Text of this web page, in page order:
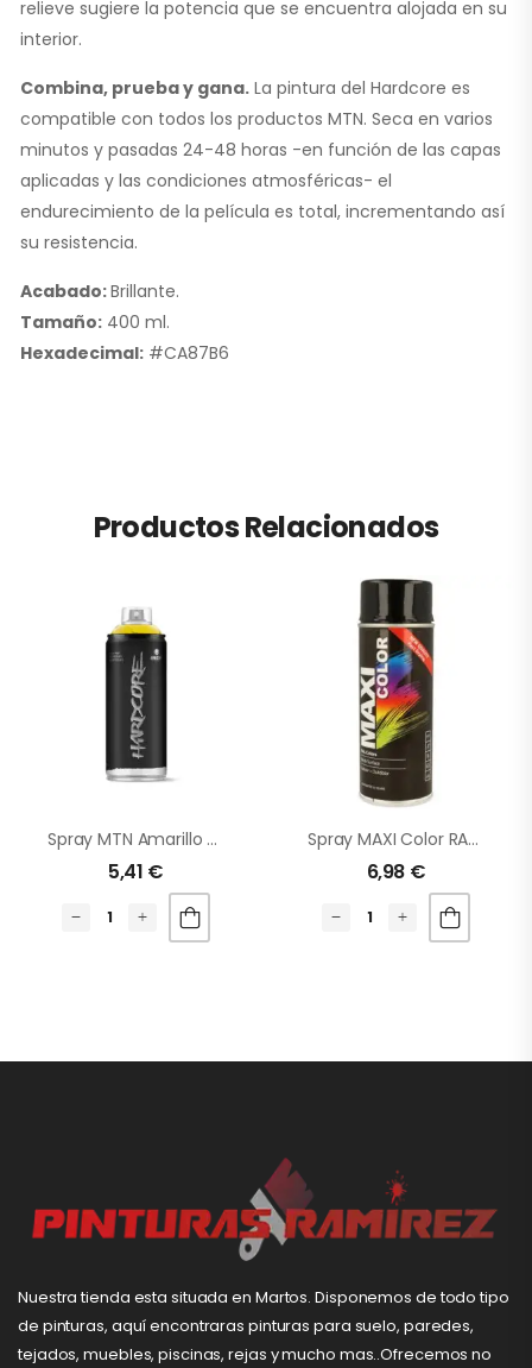
relieve sugiere la potencia que se encuentra alojada en su
interior.
Combina, prueba y gana. La pintura del Hardcore es
compatible con todos los productos MTN. Seca en varios
minutos y pasadas 24-48 horas -en función de las capas
aplicadas y las condiciones atmosféricas- el
endurecimiento de la película es total, incrementando así
su resistencia.
Acabado:Brillante.
Tamaño: 400 ml.
Hexadecimal: #CA87B6
Productos Relacionados
Spray MTN Amarillo Claro
5,41 €
Spray MAXI Color RAL 9005 Negro BRILLO
6,98 €
Nuestra tienda esta situada en Martos. Disponemos de todo tipo
de pinturas, aquí encontraras pinturas para suelo, paredes,
tejados, muebles, piscinas, rejas y mucho mas..Ofrecemos no